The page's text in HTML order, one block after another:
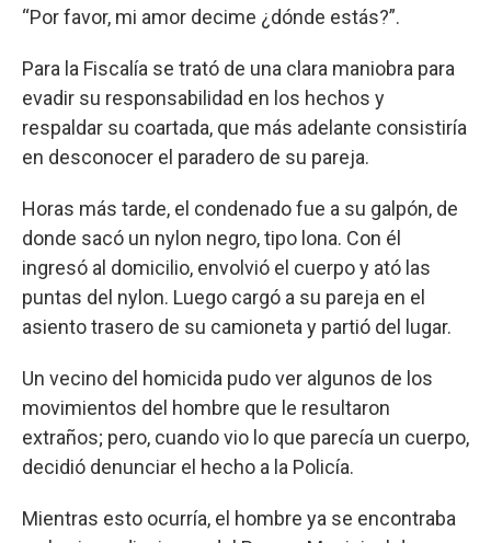
“Por favor, mi amor decime ¿dónde estás?”.
Para la Fiscalía se trató de una clara maniobra para
evadir su responsabilidad en los hechos y
respaldar su coartada, que más adelante consistiría
en desconocer el paradero de su pareja.
Horas más tarde, el condenado fue a su galpón, de
donde sacó un nylon negro, tipo lona. Con él
ingresó al domicilio, envolvió el cuerpo y ató las
puntas del nylon. Luego cargó a su pareja en el
asiento trasero de su camioneta y partió del lugar.
Un vecino del homicida pudo ver algunos de los
movimientos del hombre que le resultaron
extraños; pero, cuando vio lo que parecía un cuerpo,
decidió denunciar el hecho a la Policía.
Mientras esto ocurría, el hombre ya se encontraba